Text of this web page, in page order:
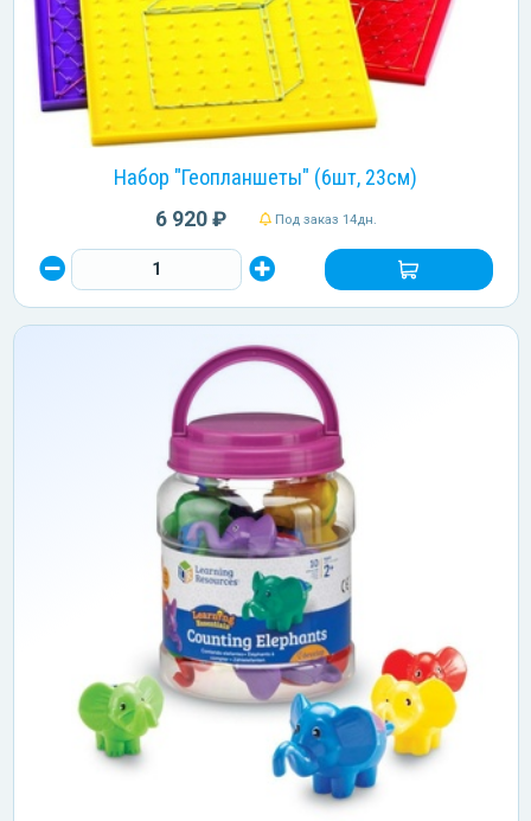
Набор "Геопланшеты" (6шт, 23см)
6 920 ₽ Под заказ 14дн.